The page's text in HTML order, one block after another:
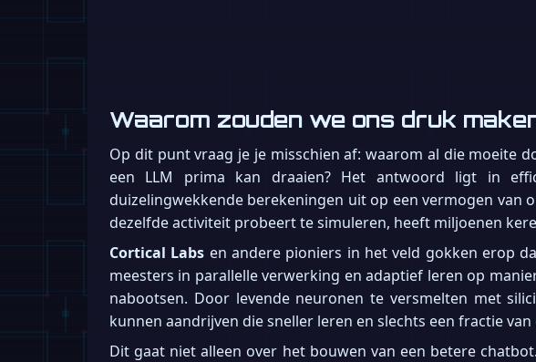
Waarom zouden we ons druk
Op dit punt vraag je je misschien af: waarom al die moeite
een LLM prima kan draaien? Het antwoord ligt in
duizelingwekkende berekeningen uit op een vermogen
dezelfde activiteit probeert te simuleren, heeft miljoenen
Cortical Labs en andere pioniers in het veld gokken erop
meesters in parallelle verwerking en adaptief leren op
nabootsen. Door levende neuronen te versmelten met
kunnen aandrijven die sneller leren en slechts een fractie
Dit gaat niet alleen over het bouwen van een betere